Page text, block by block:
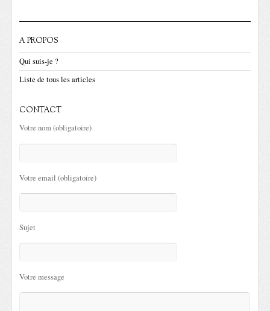
A PROPOS
Qui suis-je ?
Liste de tous les articles
CONTACT
Votre nom (obligatoire)
Votre email (obligatoire)
Sujet
Votre message